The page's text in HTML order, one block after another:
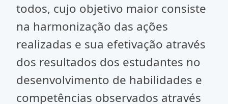
todos, cujo objetivo maior consiste
na harmonização das ações
realizadas e sua efetivação através
dos resultados dos estudantes no
desenvolvimento de habilidades e
competências observados através